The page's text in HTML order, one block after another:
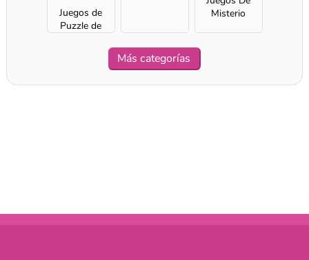
Juegos de
Puzzle de
Misterio
Más categorías